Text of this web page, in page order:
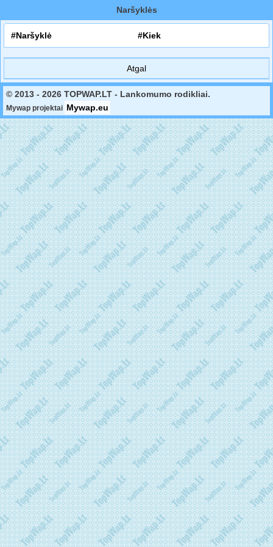
Naršyklės
#Naršyklė #Kiek
Atgal
© 2013 - 2026 TOPWAP.LT - Lankomumo rodikliai.
Mywap projektai Mywap.eu